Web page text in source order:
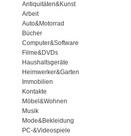
Antiquitäten&Kunst
Arbeit
Auto&Motorrad
Bücher
Computer&Software
Filme&DVDs
Haushaltsgeräte
Heimwerker&Garten
Immobilien
Kontakte
Möbel&Wohnen
Musik
Mode&Bekleidung
PC-&Videospiele